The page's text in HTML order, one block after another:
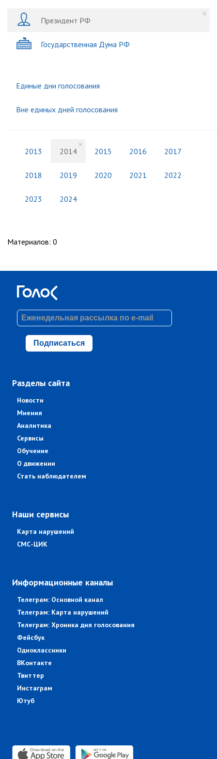
Президент РФ
Государственная Дума РФ
Единые дни голосования
Вне единых дней голосования
2013 2014 2015 2016 2017
2018 2019 2020 2021 2022
2023 2024
Материалов: 0
Подписаться
Разделы сайта
Новости
Мнения
Аналитика
Сервисы
Обучение
О движении
Стать наблюдателем
Наши сервисы
Карта нарушений
СМС-ЦИК
Информационные каналы
Телеграм: Основной канал
Телеграм: Карта нарушений
Телеграм: Хроника дня голосования
Фейсбук
Одноклассники
ВКонтакте
Твиттер
Инстаграм
Ютуб